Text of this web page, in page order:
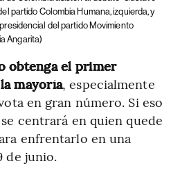
partido Colombia Humana, izquierda, y
del partido Movimiento
Angarita)
obtenga el primer
mayoría, especialmente
en gran número. Si eso
centrará en quien quede
enfrentarlo en una
de junio.